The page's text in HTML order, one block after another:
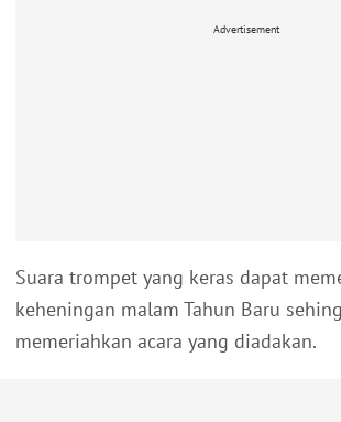
Advertisement
Suara trompet yang keras dapat
keheningan malam Tahun Baru
memeriahkan acara yang diadakan.